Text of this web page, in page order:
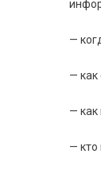
—
— как
— как
— кто